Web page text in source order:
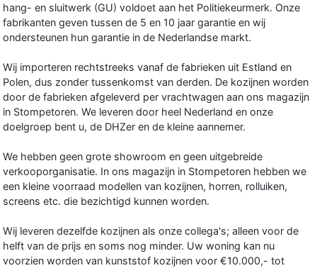
hang- en sluitwerk (GU) voldoet aan het Politiekeurmerk. Onze
fabrikanten geven tussen de 5 en 10 jaar garantie en wij
ondersteunen hun garantie in de Nederlandse markt.
Wij importeren rechtstreeks vanaf de fabrieken uit Estland en
Polen, dus zonder tussenkomst van derden. De kozijnen worden
door de fabrieken afgeleverd per vrachtwagen aan ons magazijn
in Stompetoren. We leveren door heel Nederland en onze
doelgroep bent u, de DHZer en de kleine aannemer.
We hebben geen grote showroom en geen uitgebreide
verkooporganisatie. In ons magazijn in Stompetoren hebben we
een kleine voorraad modellen van kozijnen, horren, rolluiken,
screens etc. die bezichtigd kunnen worden.
Wij leveren dezelfde kozijnen als onze collega's; alleen voor de
helft van de prijs en soms nog minder. Uw woning kan nu
voorzien worden van kunststof kozijnen voor €10.000,- tot